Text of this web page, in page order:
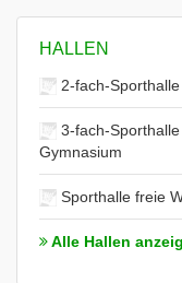
HALLEN
2-fach-
3-fach-
Gymnasium
Sporthalle freie
Alle Hallen